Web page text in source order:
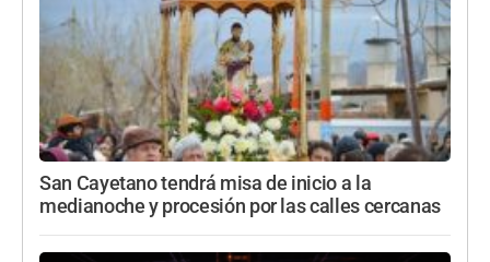
San Cayetano tendrá misa de inicio a la
medianoche y procesión por las calles cercanas